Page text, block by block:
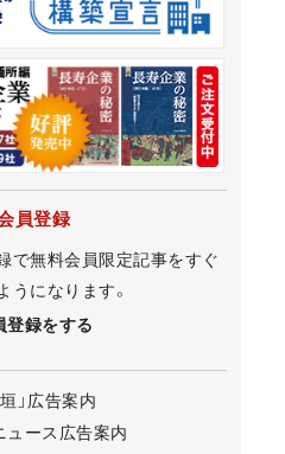
員登録
で無料会員限定記事をすぐ
うになります。
登録をする
」広告案内
ュース広告案内